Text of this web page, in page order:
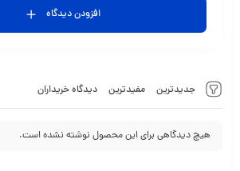
جدیدترین مفیدترین دیدگاه خریداران
هیچ دیدگاهی برای این محصول نوشته نشده است.
افزودن دیدگاه